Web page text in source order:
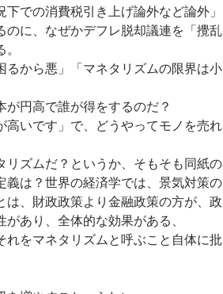
での消費税引き上げ論外など論外」
のに、なぜかデフレ脱却議連を「攪乱
から悪」「マネタリズムの限界は小
円高で誰が得をするのだ？
高いです」で、どうやってモノを売れ
ズムだ？というか、そもそも同紙の
義は？世界の経済学では、景気対策の
は、財政政策より金融政策の方が、政
あり、全体的な効果がある、
をマネタリズムと呼ぶこと自体に批